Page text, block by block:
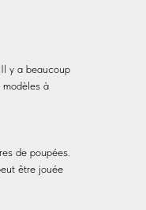
y a beaucoup
à
de poupées.
être jouée